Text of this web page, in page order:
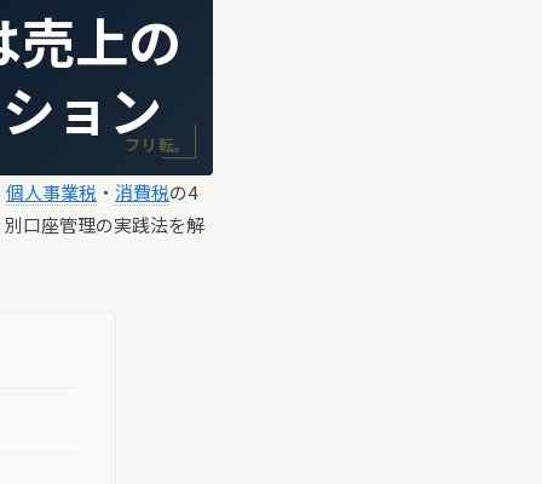
売上の
ョン
フリ転。
個人事業税 ・ 消費税の4
口座管理の実践法を解